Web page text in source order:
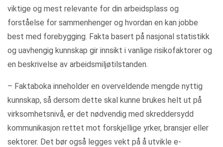
viktige og mest relevante for din arbeidsplass og
forståelse for sammenhenger og hvordan en kan jobbe
best med forebygging. Fakta basert på nasjonal statistikk
og uavhengig kunnskap gir innsikt i vanlige risikofaktorer og
en beskrivelse av arbeidsmiljøtilstanden.
– Faktaboka inneholder en overveldende mengde nyttig
kunnskap, så dersom dette skal kunne brukes helt ut på
virksomhetsnivå, er det nødvendig med skreddersydd
kommunikasjon rettet mot forskjellige yrker, bransjer eller
sektorer. Det bør også legges vekt på å utvikle e-